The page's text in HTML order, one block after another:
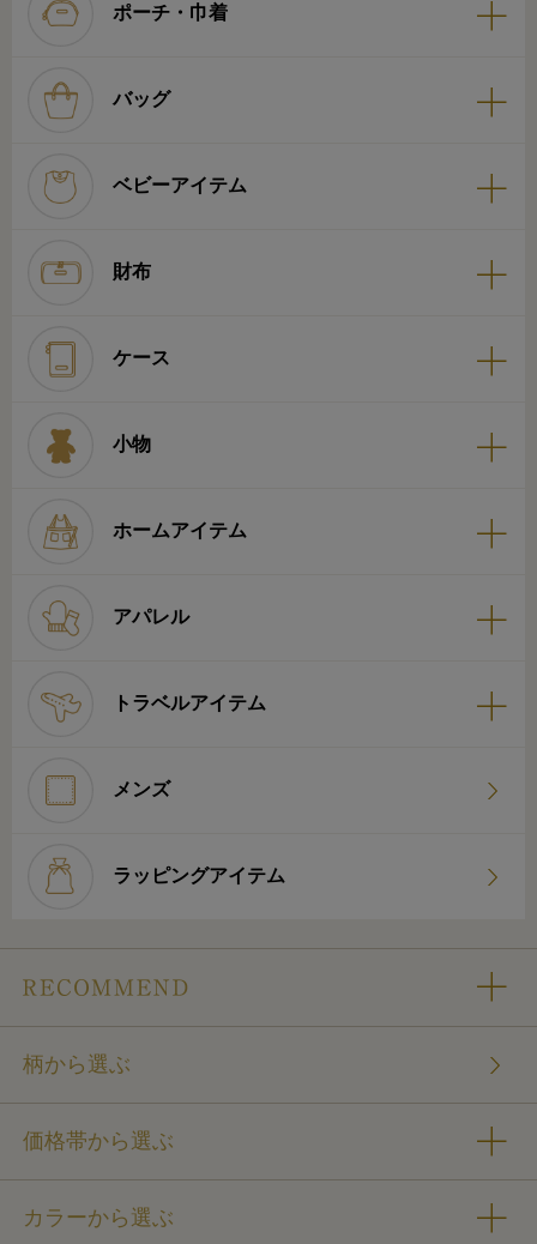
ポーチ・巾着
バッグ
ベビーアイテム
財布
ケース
小物
ホームアイテム
アパレル
トラベルアイテム
メンズ
ラッピングアイテム
柄から選ぶ
価格帯から選ぶ
カラーから選ぶ